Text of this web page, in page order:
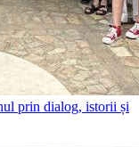
prin dialog, istorii și